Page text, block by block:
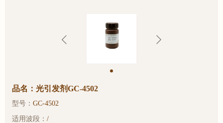
品名：光引发剂GC-4502
型号：GC-4502
适用波段：/